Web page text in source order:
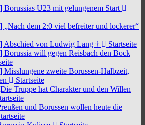
Borussias U23 mit gelungenem Start
„Nach dem 2:0 viel befreiter und lockerer“
Abschied von Ludwig Lang †
Startseite
Borussia will gegen Reisbach den Bock
Misslungene zweite Borussen-Halbzeit,
Startseite
Truppe hat Charakter und den Willen
und Borussen wollen heute die